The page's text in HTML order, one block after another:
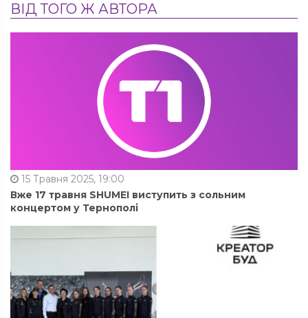
ВІД ТОГО Ж АВТОРА
15 Травня 2025, 19:00
Вже 17 травня SHUMEI виступить з сольним
концертом у Тернополі